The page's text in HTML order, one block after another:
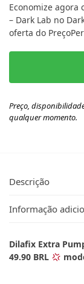
Economize agora
– Dark Lab no
oferta do
Preço,
qualquer momento.
Descrição
Informação
Dilafix Extra
49.90 BRL